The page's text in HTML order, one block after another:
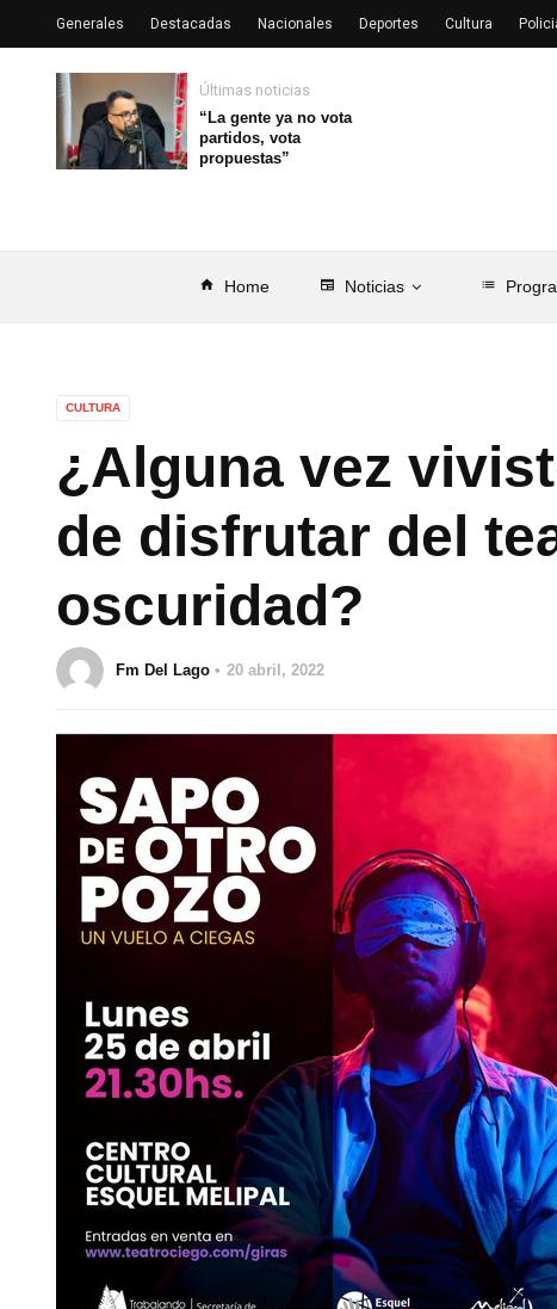
home Home newspaper Noticias list
Últimas noticias
“La gente ya no vota
partidos, vota
propuestas”
Generales Destacadas Nacionales Deportes Cultura
CULTURA
¿Alguna vez
de disfrutar del
oscuridad?
Fm Del Lago 20 abril, 2022